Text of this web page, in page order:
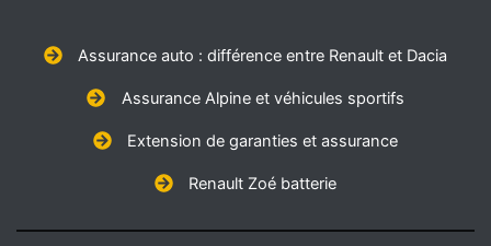
Assurance auto : différence entre Renault et Dacia
Assurance Alpine et véhicules sportifs
Extension de garanties et assurance
Renault Zoé batterie